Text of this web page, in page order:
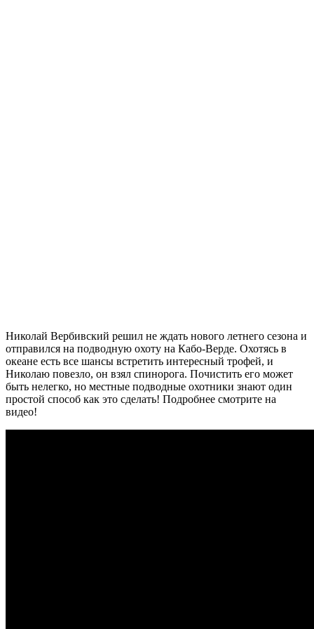
Николай Вербивский решил не ждать нового летнего сезона и
отправился на подводную охоту на Кабо-Верде. Охотясь в
океане есть все шансы встретить интересный трофей, и
Николаю повезло, он взял спинорога. Почистить его может
быть нелегко, но местные подводные охотники знают один
простой способ как это сделать! Подробнее смотрите на
видео!